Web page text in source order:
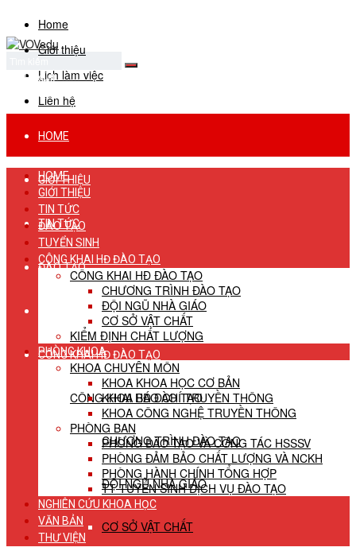
Home
Giới thiệu
Lịch làm việc
Liên hệ
No Result
View All Result
HOME
GIỚI THIỆU
TIN TỨC
ĐÀO TẠO
TUYỂN SINH
CÔNG KHAI HĐ ĐÀO TẠO
CÔNG KHAI HĐ ĐÀO TẠO
CHƯƠNG TRÌNH ĐÀO TẠO
ĐỘI NGŨ NHÀ GIÁO
CƠ SỞ VẬT CHẤT
HOME
GIỚI THIỆU
TIN TỨC
ĐÀO TẠO
TUYỂN SINH
CÔNG KHAI HĐ ĐÀO TẠO
CÔNG KHAI HĐ ĐÀO TẠO
CHƯƠNG TRÌNH ĐÀO TẠO
ĐỘI NGŨ NHÀ GIÁO
CƠ SỞ VẬT CHẤT
KIỂM ĐỊNH CHẤT LƯỢNG
PHÒNG KHOA
KHOA CHUYÊN MÔN
KHOA KHOA HỌC CƠ BẢN
KHOA BÁO CHÍ TRUYỀN THÔNG
KHOA CÔNG NGHỆ TRUYỀN THÔNG
PHÒNG BAN
PHÒNG ĐÀO TẠO VÀ CÔNG TÁC HSSSV
PHÒNG ĐẢM BẢO CHẤT LƯỢNG VÀ NCKH
PHÒNG HÀNH CHÍNH TỔNG HỢP
TT TUYỂN SINH DỊCH VỤ ĐÀO TẠO
NGHIÊN CỨU KHOA HỌC
VĂN BẢN
THƯ VIỆN